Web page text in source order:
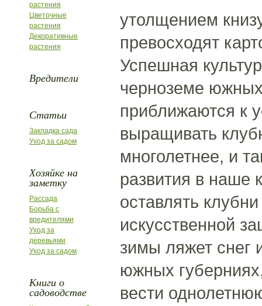
растения
Цветочные
растения
Декоративные
растения
Вредители
Статьи
Закладка сада
Уход за садом
Хозяйке на
заметку
Рассада
Борьба с
вредителями
Уход за
деревьями
Уход за садом
Книги о
садоводстве
утолщением
превосходят
Успешная
черноземе
приближаются к
выращивать
многолетнее, и
развития в наше
оставлять
искусственной
зимы ляжет снег
южных
вести